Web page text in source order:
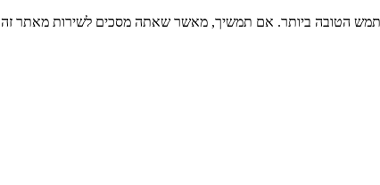
הטובה ביותר. אם תמשיך, מאשר שאתה מסכים לשירות מאתר זה